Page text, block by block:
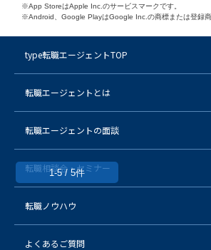
1-5 / 5件
※App StoreはApple Inc.のサービスマークです。
※Android、Google PlayはGoogle Inc.の商標または登録商
type転職エージェントTOP
転職エージェントとは
転職エージェントの面談
転職相談会・セミナー
転職ノウハウ
よくあるご質問